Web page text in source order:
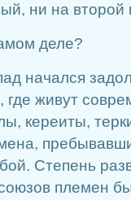
ни на второй
деле?
начался
живут
кереиты,
Степень
племен